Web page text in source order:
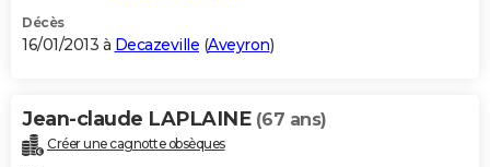
Décès
16/01/2013 à Decazeville (Aveyron)
Jean-claude LAPLAINE (67 ans)
Créer une cagnotte obsèques